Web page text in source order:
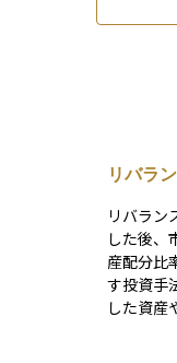
リバラ
リバラン
した後、
産配分比
す投資手法です。 具体
した資産